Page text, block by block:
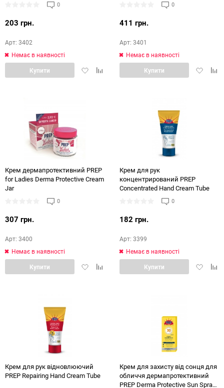
0
203 грн.
Арт: 3402
Немає в наявності
ДодатиДодати
Купити
0
411 грн.
Арт: 3401
Немає в наявності
Додати
Купити
Крем дермапротективний PREP
for Ladies Derma Protective Cream
Jar
0
307 грн.
Арт: 3400
Немає в наявності
ДодатиДодати
Купити
Крем для рук
концентрирований PREP
Concentrated Hand Cream Tube
0
182 грн.
Арт: 3399
Немає в наявності
Додати
Купити
Крем для рук відновлюючий
PREP Repairing Hand Cream Tube
Крем для захисту від сонця для
обличчя дермапротективний
PREP Derma Protective Sun Spray